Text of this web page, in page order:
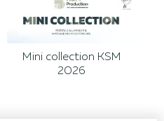
Mini collection KSM
2026